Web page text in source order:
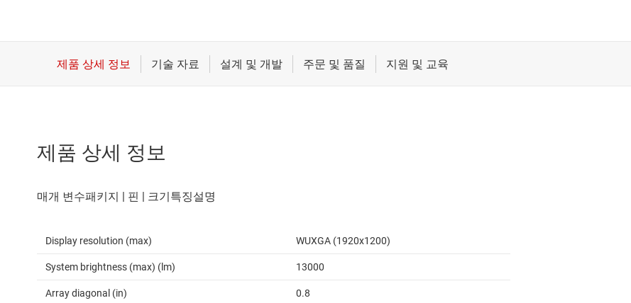
제품 상세 정보
Display resolution (max) WUXGA (1920x1200)
System brightness (max) (lm) 13000
Array diagonal (in) 0.8